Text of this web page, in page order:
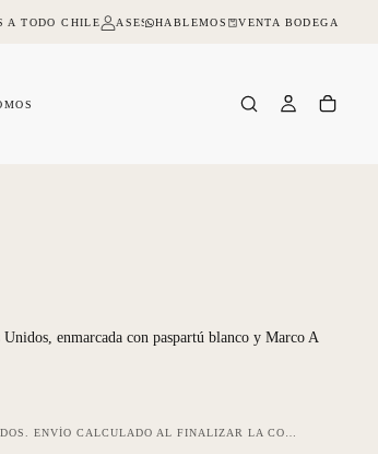
TODO CHILE ASESORIA ONLINE Y PRESENCIAL
HABLEMOS VENTA BODEGA
enmarcada con paspartú blanco y Marco A
ENVÍO CALCULADO AL FINALIZAR LA COMPRA.